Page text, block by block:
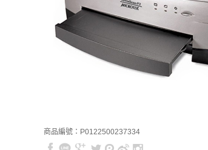
商品編號：P0122500237334